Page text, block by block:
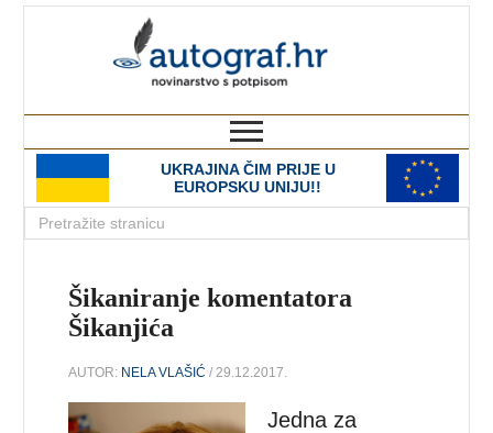
UKRAJINA ČIM PRIJE U
EUROPSKU UNIJU!!
Šikaniranje komentatora
Šikanjića
AUTOR: NELA VLAŠIĆ / 29.12.2017.
Jedna za